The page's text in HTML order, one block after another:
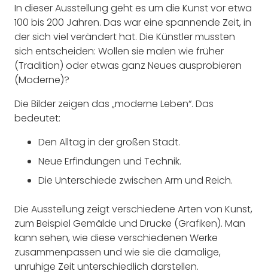
In dieser Ausstellung geht es um die Kunst vor etwa
100 bis 200 Jahren. Das war eine spannende Zeit, in
der sich viel verändert hat. Die Künstler mussten
sich entscheiden: Wollen sie malen wie früher
(Tradition) oder etwas ganz Neues ausprobieren
(Moderne)?
Die Bilder zeigen das „moderne Leben“. Das
bedeutet:
Den Alltag in der großen Stadt.
Neue Erfindungen und Technik.
Die Unterschiede zwischen Arm und Reich.
Die Ausstellung zeigt verschiedene Arten von Kunst,
zum Beispiel Gemälde und Drucke (Grafiken). Man
kann sehen, wie diese verschiedenen Werke
zusammenpassen und wie sie die damalige,
unruhige Zeit unterschiedlich darstellen.